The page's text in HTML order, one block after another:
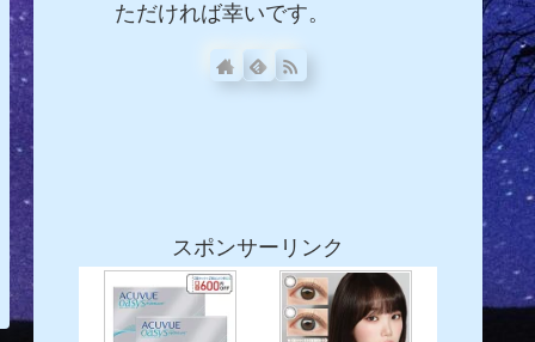
ただければ幸いです。
スポンサーリンク